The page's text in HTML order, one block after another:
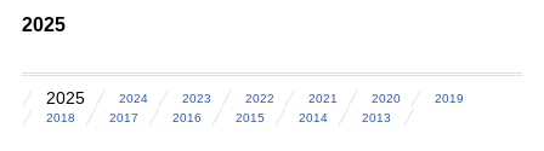
2025
2025 2024 2023 2022 2021 2020
2019
2018
2017 2016 2015 2014 2013